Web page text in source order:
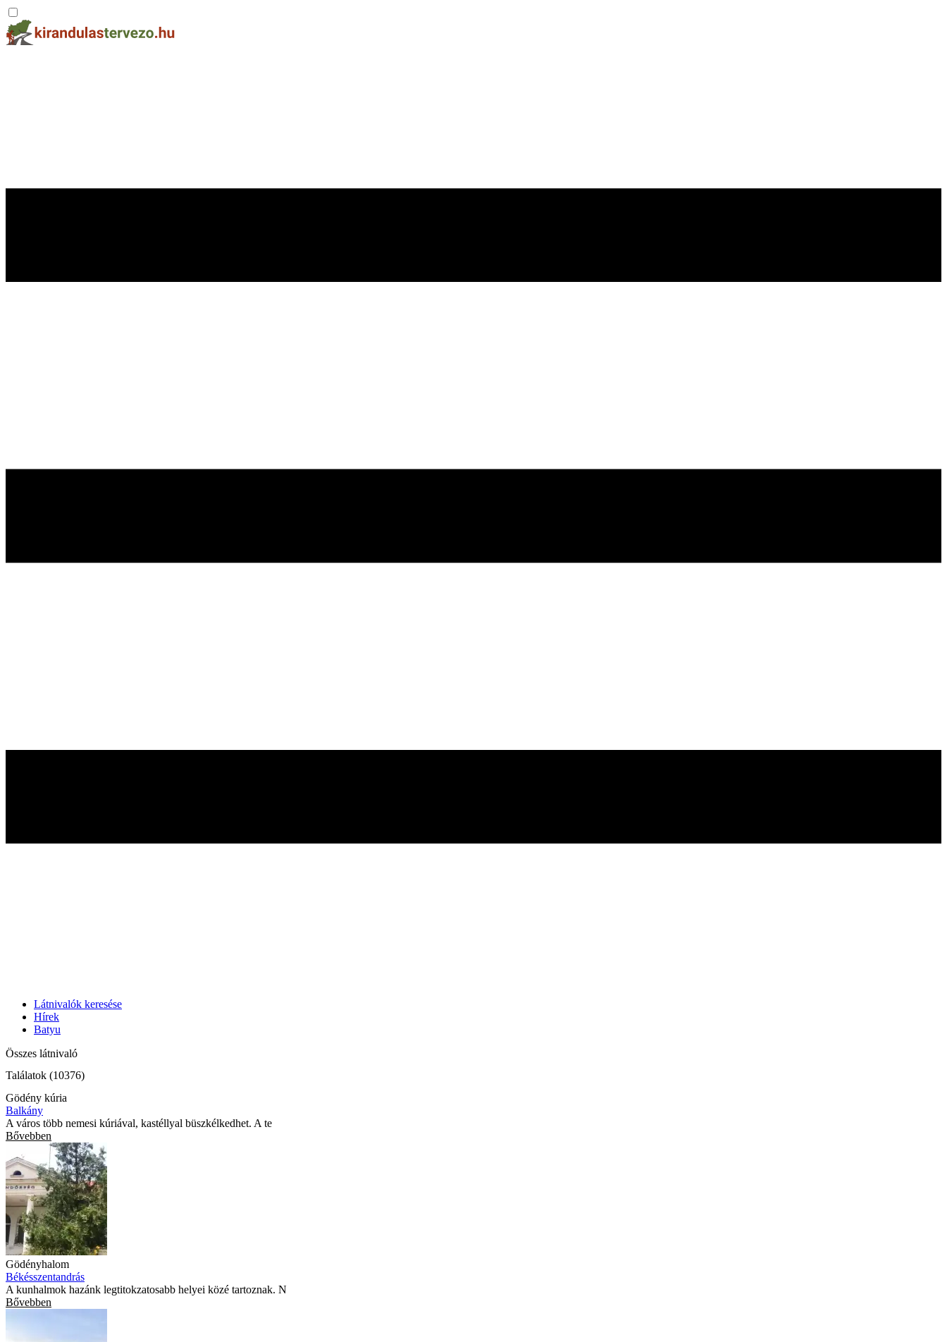
Látnivalók keresése
Hírek
Batyu
Összes látnivaló
Találatok (10376)
Gödény kúria
Balkány
A város több nemesi kúriával, kastéllyal büszkélkedhet. A te
Bővebben
Gödényhalom
Békésszentandrás
A kunhalmok hazánk legtitokzatosabb helyei közé tartoznak. N
Bővebben